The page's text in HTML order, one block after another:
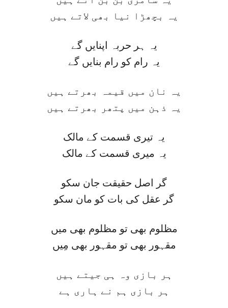
یہ بچھڑا نیا بھی لاتے ہیں
یہ ہر حربہ اپنایں گے
یہ رام کو رام بنایں گے
یہ نان میں قیمہ بھرتے ہیں
یہ ذہن میں پتھر بھرتے ہیں
یہ تیری قسمت کے مالک
یہ میری قسمت کے مالک
گر اصل حقیقت جان سکو
گر عقل کی بات کو مان سکو
مظلوم بھی تو مظلوم بھی میں
مقہور بھی تو مقہور بھی مِیں
ہر بازی وہ ہی جیتے ہیں
ہر بازی ہم نے ہاری ہے